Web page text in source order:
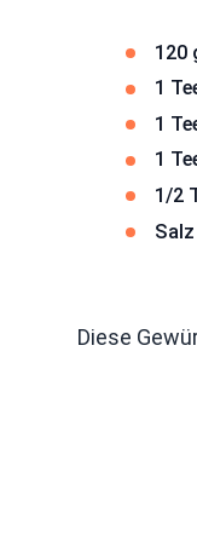
120
1
1
1
1/2
Diese